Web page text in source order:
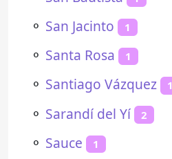
⚬ San Jacinto 1
⚬ Santa Rosa 1
⚬ Santiago Vázquez 1
⚬ Sarandí del Yí 2
⚬ Sauce 1